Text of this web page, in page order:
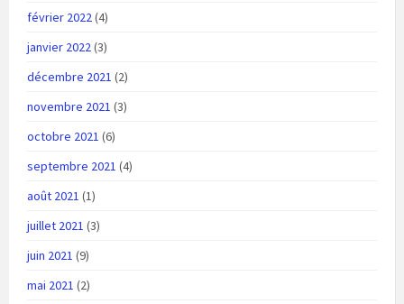
février 2022(4)
janvier 2022(3)
décembre 2021 (2)
novembre 2021 (3)
octobre 2021 (6)
septembre 2021 (4)
août 2021 (1)
juillet 2021 (3)
juin 2021 (9)
mai 2021 (2)